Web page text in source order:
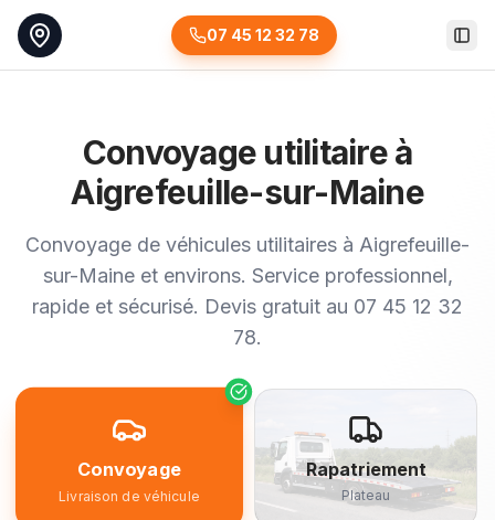
07 45 12 32 78
Convoyage utilitaire à
Aigrefeuille-sur-Maine
Convoyage de véhicules utilitaires à Aigrefeuille-
sur-Maine et environs. Service professionnel,
rapide et sécurisé. Devis gratuit au 07 45 12 32
78.
Convoyage
Livraison de véhicule
Rapatriement
Plateau